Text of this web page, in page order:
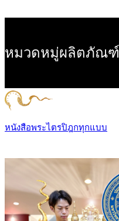
หมวดหมู่ผลิตภัณฑ์
หนังสือพระไตรปิฎกทุกแบบ